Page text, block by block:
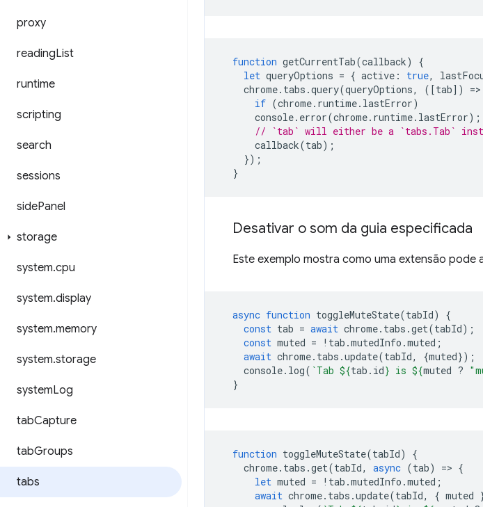
proxy
readingList
runtime
scripting
search
sessions
sidePanel
storage
system.cpu
system.display
system.memory
system.storage
systemLog
tabCapture
tabGroups
tabs
function getCurrentTab(callback)
{
let queryOptions = { active : true,
chrome. tabs .query(queryOptions, ([tab]) =>
if (chrome. runtime. lastError)
console. error(chrome. runtime. lastError);
// `tab` will either be a `tabs.Tab`
callback(tab);
});
}
Desativar o som da guia especificada
Este exemplo mostra como uma extensão
async function toggleMuteState(tabId)
{
const tab = await chrome. tabs .get(tabId);
const muted = ! tab .mutedInfo .muted ;
await chrome. tabs .update(tabId, {muted});
console. log( `Tab ${tab . id} is ${muted ?
}
function toggleMuteState(tabId)
{
chrome. tabs .get(tabId, async (tab) => {
let muted = ! tab .mutedInfo .muted ;
await chrome. tabs .update(tabId, { muted